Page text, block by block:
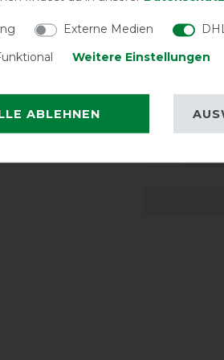
Externe Medien
Weitere Einstellungen
ABLEHNEN